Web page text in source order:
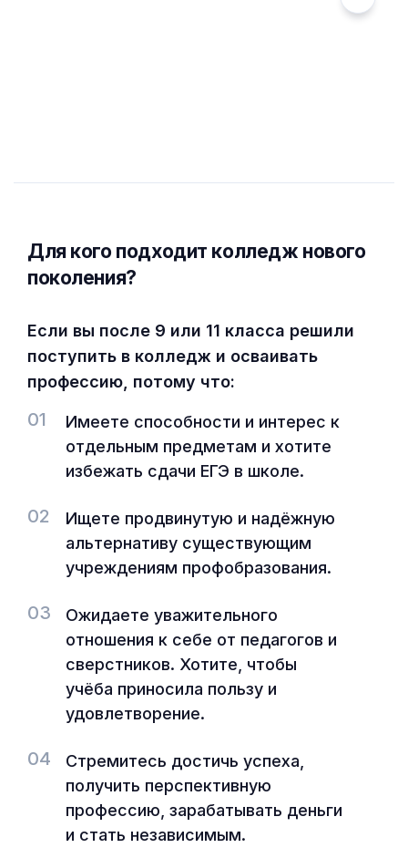
Для кого подходит колледж нового
поколения?
Если вы после 9 или 11 класса решили
поступить в колледж и осваивать
профессию, потому что:
01
Имеете способности и интерес к
отдельным предметам и хотите
избежать сдачи ЕГЭ в школе.
02
Ищете продвинутую и надёжную
альтернативу существующим
учреждениям профобразования.
03
Ожидаете уважительного
отношения к себе от педагогов и
сверстников. Хотите, чтобы
учёба приносила пользу и
удовлетворение.
04
Стремитесь достичь успеха,
получить перспективную
профессию, зарабатывать деньги
и стать независимым.